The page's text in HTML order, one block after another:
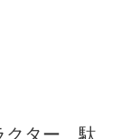
クター 駄